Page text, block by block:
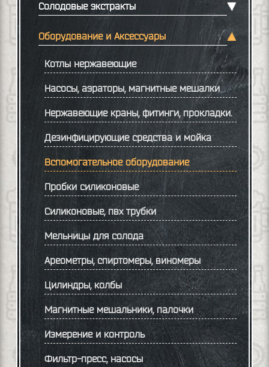
Солодовые экстракты
Оборудование и Аксессуары
Котлы нержавеющие
Насосы, аэраторы, магнитные мешалки
Нержавеющие краны, фитинги, прокладки.
Дезинфицирующие средства и мойка
Вспомогательное оборудование
Пробки силиконовые
Силиконовые, пвх трубки
Мельницы для солода
Ареометры, спиртомеры, виномеры
Цилиндры, колбы
Магнитные мешальники, палочки
Измерение и контроль
Фильтр-пресс, насосы